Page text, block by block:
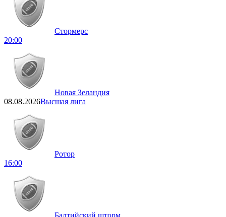
Стормерс
20:00
Новая Зеландия
08.08.2026Высшая лига
Ротор
16:00